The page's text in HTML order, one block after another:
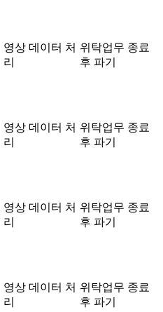
영상 데이터 처
리
위탁업무 종료
후 파기
영상 데이터 처
리
위탁업무 종료
후 파기
영상 데이터 처
리
위탁업무 종료
후 파기
영상 데이터 처
리
위탁업무 종료
후 파기